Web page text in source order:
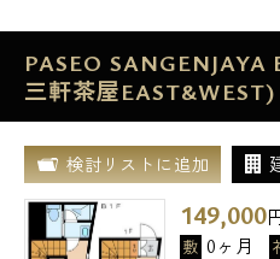
PASEO SANGENJAYA
三軒茶屋EAST&WEST)
検討リストに追加
149,000
敷 0ヶ月